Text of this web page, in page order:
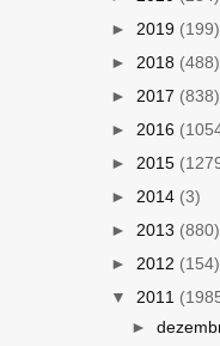
► 2019 (199)
► 2018 (488)
► 2017 (838)
► 2016
► 2015
► 2014 (3)
► 2013 (880)
► 2012 (154)
▼ 2011
►